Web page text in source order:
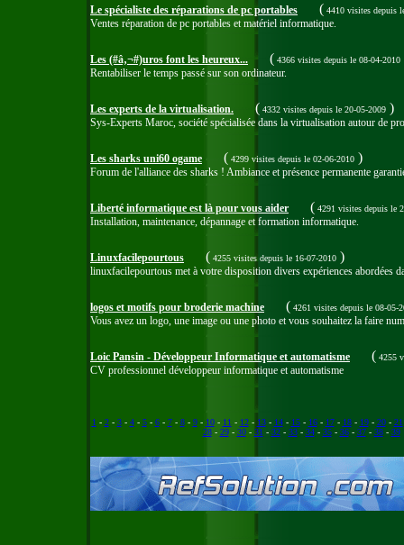
Le spécialiste des réparations de pc portables ( 4410 visites depuis
Ventes réparation de pc portables et matériel informatique.
Les (#â‚¬#)uros font les heureux... ( 4366 visites depuis le 08-04-2010
Rentabiliser le temps passé sur son ordinateur.
Les experts de la virtualisation. ( 4332 visites depuis le 20-05-2009 )
Sys-Experts Maroc, société spécialisée dans la virtualisation autour de
Les sharks uni60 ogame ( 4299 visites depuis le 02-06-2010 )
Forum de l'alliance des sharks ! Ambiance et présence permanente
Liberté informatique est là pour vous aider ( 4291 visites depuis le
Installation, maintenance, dépannage et formation informatique.
Linuxfacilepourtous ( 4255 visites depuis le 16-07-2010 )
linuxfacilepourtous met à votre disposition divers expériences abordées
logos et motifs pour broderie machine ( 4261 visites depuis le 08-05-
Vous avez un logo, une image ou une photo et vous souhaitez la faire
Loic Pansin - Développeur Informatique et automatisme ( 4255
CV professionnel développeur informatique et automatisme
1 - 2- 3- 4- 5- 6- 7- 8- 9- 10- 11 - 12- 13- 14- 15- 16- 17- 18- 19- 20- 21
28- 29- 30- 31 - 32- 33- 34- 35- 36- 37- 38- 39